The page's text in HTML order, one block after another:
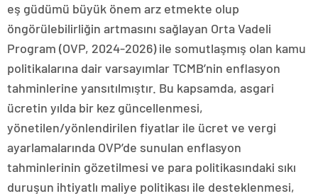
eş güdümü büyük önem arz etmekte olup
öngörülebilirliğin artmasını sağlayan Orta Vadeli
Program (OVP, 2024-2026) ile somutlaşmış olan kamu
politikalarına dair varsayımlar TCMB’nin enflasyon
tahminlerine yansıtılmıştır. Bu kapsamda, asgari
ücretin yılda bir kez güncellenmesi,
yönetilen/yönlendirilen fiyatlar ile ücret ve vergi
ayarlamalarında OVP’de sunulan enflasyon
tahminlerinin gözetilmesi ve para politikasındaki sıkı
duruşun ihtiyatlı maliye politikası ile desteklenmesi,